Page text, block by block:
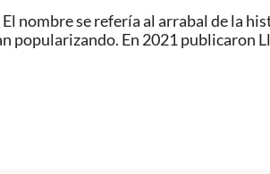
nombre se refería al arrabal de la
popularizando. En 2021 publicaron